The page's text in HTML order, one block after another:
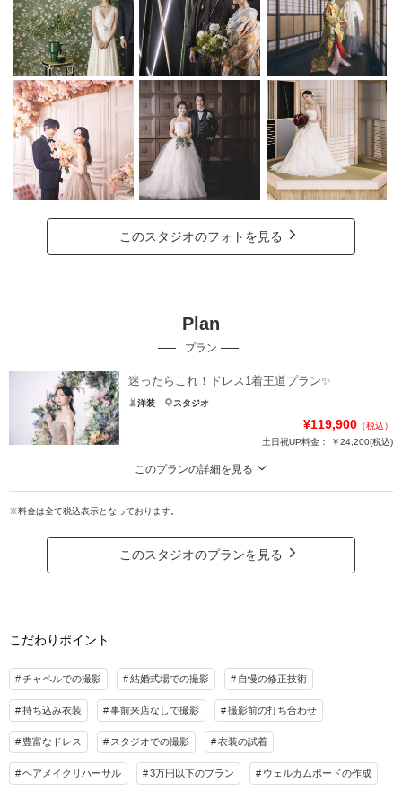
このスタジオのフォトを見る
Plan
プラン
迷ったらこれ！ドレス1着王道プラン✨
洋装 スタジオ
¥119,900 （税込）
土日祝UP料金：
￥24,200(税込)
このプランの詳細を見る
王道なウェディングフォトを叶えるプラン。
成約から1カ月以内の撮影を実施される方が対象となります
アルバム 14P
衣装追加 会食
家族と撮影 家族用衣装レンタル ペットと撮影
その他含むもの
色や質感の調整から、素材・デザイン・製本にまで 徹底的にこだわったデザインア
ルバムが含まれています。また、WD撮影後にはルミナスのセットで私服記念撮影が
できるアニバーサリーフォトが含まれています！！
※料金は全て税込表示となっております。
このスタジオのプランを見る
こだわりポイント
チャペルでの撮影 結婚式場での撮影 自慢の修正技術
持ち込み衣装 事前来店なしで撮影 撮影前の打ち合わせ
豊富なドレス スタジオでの撮影 衣装の試着
ヘアメイクリハーサル 3万円以下のプラン ウェルカムボードの作成